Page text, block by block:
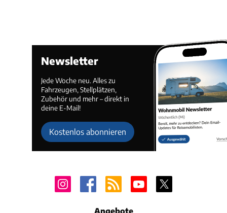
Newsletter
Jede Woche neu. Alles zu
Fahrzeugen, Stellplätzen,
Zubehör und mehr – direkt in
deine E-Mail!
Kostenlos abonnieren
Angebote